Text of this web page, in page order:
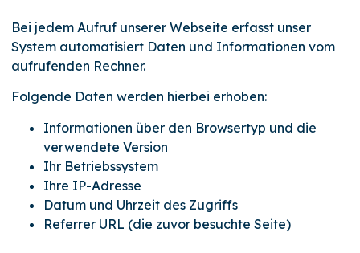
Bei jedem Aufruf unserer Webseite erfasst unser
System automatisiert Daten und Informationen vom
aufrufenden Rechner.
Folgende Daten werden hierbei erhoben:
Informationen über den Browsertyp und die
verwendete Version
Ihr Betriebssystem
Ihre IP-Adresse
Datum und Uhrzeit des Zugriffs
Referrer URL (die zuvor besuchte Seite)